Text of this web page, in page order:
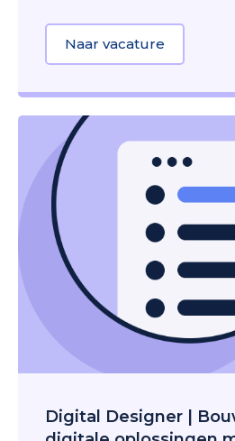
Naar vacature
Digital Designer |